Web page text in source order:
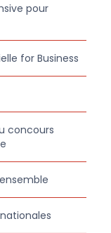
pour
for Business
concours